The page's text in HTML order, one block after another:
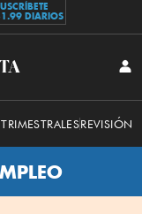
DIARIOS
REVISIÓN